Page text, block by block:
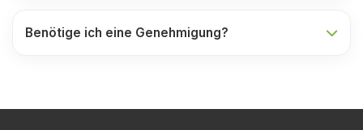
Benötige ich eine Genehmigung?